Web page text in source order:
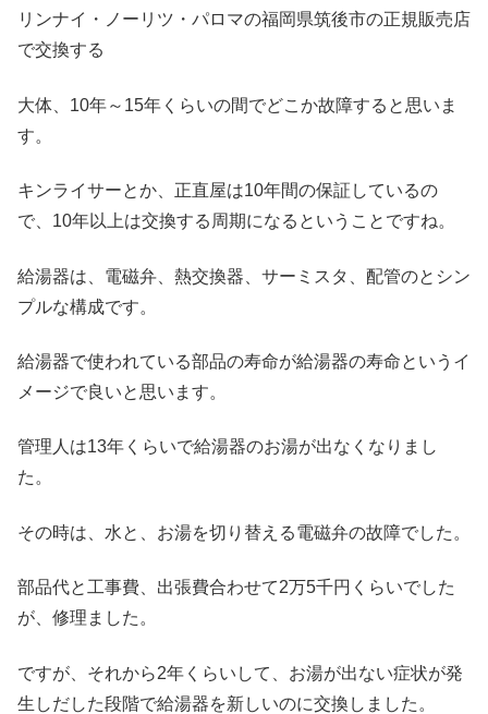
リンナイ・ノーリツ・パロマの福岡県筑後市の正規販売店
で交換する
大体、10年～15年くらいの間でどこか故障すると思いま
す。
キンライサーとか、正直屋は10年間の保証しているの
で、10年以上は交換する周期になるということですね。
給湯器は、電磁弁、熱交換器、サーミスタ、配管のとシン
プルな構成です。
給湯器で使われている部品の寿命が給湯器の寿命というイ
メージで良いと思います。
管理人は13年くらいで給湯器のお湯が出なくなりまし
た。
その時は、水と、お湯を切り替える電磁弁の故障でした。
部品代と工事費、出張費合わせて2万5千円くらいでした
が、修理ました。
ですが、それから2年くらいして、お湯が出ない症状が発
生しだした段階で給湯器を新しいのに交換しました。